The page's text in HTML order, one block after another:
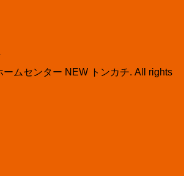
ムセンター NEW トンカチ. All rights